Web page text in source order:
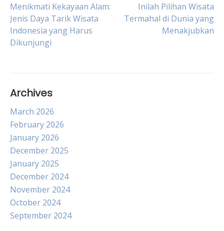
Post
navigation
Menikmati Kekayaan Alam:
Jenis Daya Tarik Wisata
Indonesia yang Harus
Dikunjungi
Inilah Pilihan Wisata
Termahal di Dunia yang
Menakjubkan
Archives
March 2026
February 2026
January 2026
December 2025
January 2025
December 2024
November 2024
October 2024
September 2024